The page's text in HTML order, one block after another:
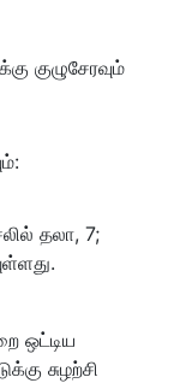
குழுசேரவும்
தலா, 7;
ஒட்டிய
சுழற்சி